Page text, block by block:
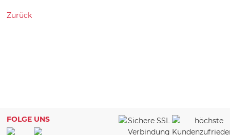
Zurück
FOLGE UNS